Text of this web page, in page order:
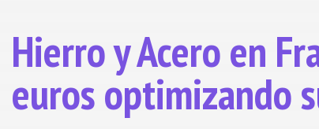
Hierro y Acero en
euros optimizando